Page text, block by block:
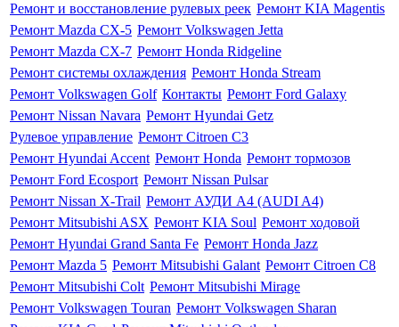
Ремонт и восстановление рулевых реек Ремонт KIA Magentis
Ремонт Mazda CX-5 Ремонт Volkswagen Jetta
Ремонт Mazda CX-7 Ремонт Honda Ridgeline
Ремонт системы охлаждения Ремонт Honda Stream
Ремонт Volkswagen Golf Контакты Ремонт Ford Galaxy
Ремонт Nissan Navara Ремонт Hyundai Getz
Рулевое управление Ремонт Citroen C3
Ремонт Hyundai Accent Ремонт Honda Ремонт тормозов
Ремонт Ford Ecosport Ремонт Nissan Pulsar
Ремонт Nissan X-Trail Ремонт АУДИ А4 (AUDI A4)
Ремонт Mitsubishi ASX Ремонт KIA Soul Ремонт ходовой
Ремонт Hyundai Grand Santa Fe Ремонт Honda Jazz
Ремонт Mazda 5 Ремонт Mitsubishi Galant Ремонт Citroen C8
Ремонт Mitsubishi Colt Ремонт Mitsubishi Mirage
Ремонт Volkswagen Touran Ремонт Volkswagen Sharan